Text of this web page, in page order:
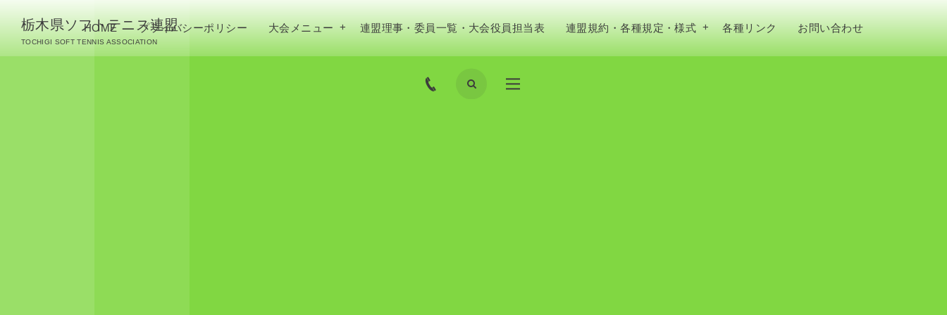
栃木県ソフトテニス連盟
TOCHIGI SOFT TENNIS ASSOCIATION
HOME プライバシーポリシー 大会メニュー 連盟理事・委員一覧・大会役員担当表 連盟規約・各種規定・様式 各種リンク お問い合わせ